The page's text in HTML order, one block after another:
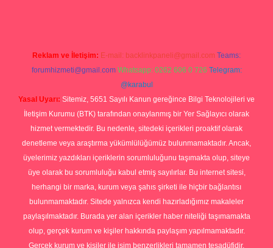
Reklam ve İletişim: E-mail: backlinkpaneli@gmail.com Teams:
forumhizmeti@gmail.com Whatsapp: 0262 606 0 726 Telegram:
@karabul
Yasal Uyarı: Sitemiz, 5651 Sayılı Kanun gereğince Bilgi Teknolojileri ve
İletişim Kurumu (BTK) tarafından onaylanmış bir Yer Sağlayıcı olarak
hizmet vermektedir. Bu nedenle, sitedeki içerikleri proaktif olarak
denetleme veya araştırma yükümlülüğümüz bulunmamaktadır. Ancak,
üyelerimiz yazdıkları içeriklerin sorumluluğunu taşımakta olup, siteye
üye olarak bu sorumluluğu kabul etmiş sayılırlar. Bu internet sitesi,
herhangi bir marka, kurum veya şahıs şirketi ile hiçbir bağlantısı
bulunmamaktadır. Sitede yalnızca kendi hazırladığımız makaleler
paylaşılmaktadır. Burada yer alan içerikler haber niteliği taşımamakta
olup, gerçek kurum ve kişiler hakkında paylaşım yapılmamaktadır.
Gerçek kurum ve kişiler ile isim benzerlikleri tamamen tesadüfidir.